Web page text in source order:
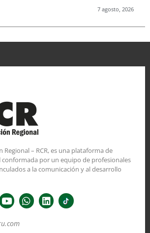
7 agosto, 2026
Regional – RCR, es una plataforma de
por un equipo de profesionales
a la comunicación y al desarrollo